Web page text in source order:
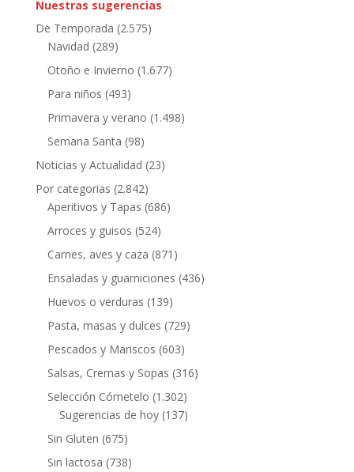
Nuestras sugerencias
De Temporada (2.575)
Navidad (289)
Otoño e Invierno (1.677)
Para niños (493)
Primavera y verano (1.498)
Semana Santa (98)
Noticias y Actualidad (23)
Por categorias (2.842)
Aperitivos y Tapas (686)
Arroces y guisos (524)
Carnes, aves y caza (871)
Ensaladas y guarniciones (436)
Huevos o verduras (139)
Pasta, masas y dulces (729)
Pescados y Mariscos (603)
Salsas, Cremas y Sopas (316)
Selección Cómetelo (1.302)
Sugerencias de hoy(137)
Sin Gluten (675)
Sin lactosa (738)